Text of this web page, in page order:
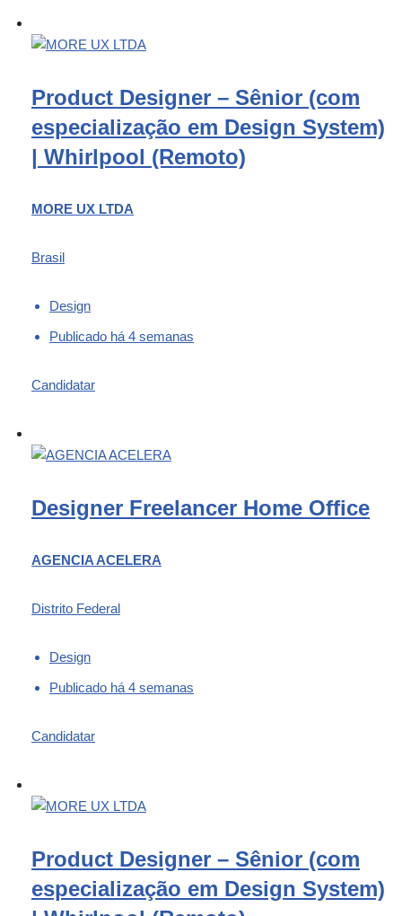
Product Designer – Sênior (com
especialização em Design System)
| Whirlpool (Remoto)
MORE UX LTDA
Brasil
Design
Publicado há 4 semanas
Candidatar
Designer Freelancer Home Office
AGENCIA ACELERA
Distrito Federal
Design
Publicado há 4 semanas
Candidatar
Product Designer – Sênior (com
especialização em Design System)